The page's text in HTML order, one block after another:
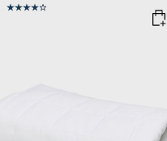
Temperatura
Por defecto
A – Z